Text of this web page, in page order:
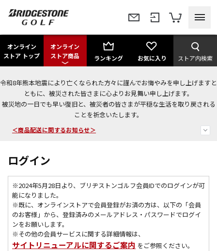
オンライン
ストア トップ
オンライン
ストア商品
ランキング お気に入り ストア内検索
令和8年熊本地震により亡くなられた方々に謹んでお悔やみを申し上げますと
ともに、被災された皆さまに心よりお見舞い申し上げます。
被災地の一日でも早い復旧と、被災者の皆さまが平穏な生活を取り戻される
ことを祈念いたします。
今なら新規会員登録で1,000円OFFクーポンプレゼント！
＜商品配送に関するお知らせ＞
＜夏季休暇中のご注文・発送・お問い合わせ＞
ログイン
※2024年5月28日より、ブリヂストンゴルフ会員IDでのログインが可
能になりました。
※既に、 オンラインストアで会員登録がお済の方は、以下の「会員
のお客様」から、登録済みのメールアドレス・パスワードでログイ
ンをお願いします。
※その他の会員サービスに関する詳細情報は、
サイトリニューアルに関するご案内 をご参照ください。